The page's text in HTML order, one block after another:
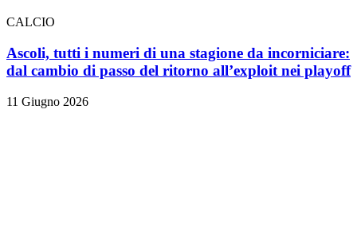
CALCIO
Ascoli, tutti i numeri di una stagione da incorniciare:
dal cambio di passo del ritorno all’exploit nei playoff
11 Giugno 2026